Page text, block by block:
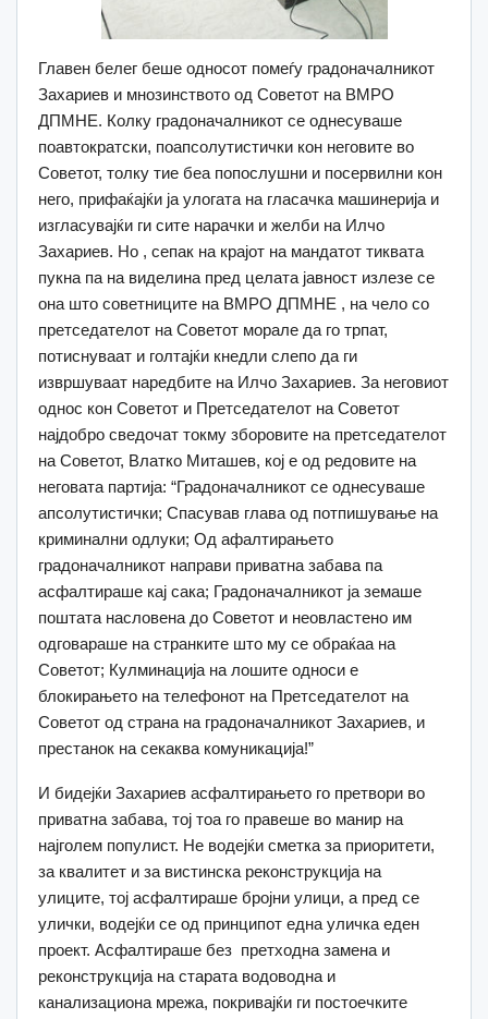
Главен белег беше односот помеѓу градоначалникот
Захариев и мнозинството од Советот на ВМРО
ДПМНЕ. Колку градоначалникот се однесуваше
поавтократски, поапсолутистички кон неговите во
Советот, толку тие беа попослушни и посервилни кон
него, прифаќајќи ја улогата на гласачка машинерија и
изгласувајќи ги сите нарачки и желби на Илчо
Захариев. Но , сепак на крајот на мандатот тиквата
пукна па на виделина пред целата јавност излезе се
она што советниците на ВМРО ДПМНЕ , на чело со
претседателот на Советот морале да го трпат,
потиснуваат и голтајќи кнедли слепо да ги
извршуваат наредбите на Илчо Захариев. За неговиот
однос кон Советот и Претседателот на Советот
најдобро сведочат токму зборовите на претседателот
на Советот, Влатко Миташев, кој е од редовите на
неговата партија: “Градоначалникот се однесуваше
апсолутистички; Спасував глава од потпишување на
криминални одлуки; Од афалтирањето
градоначалникот направи приватна забава па
асфалтираше кај сака; Градоначалникот ја земаше
поштата насловена до Советот и неовластено им
одговараше на странките што му се обраќаа на
Советот; Кулминација на лошите односи е
блокирањето на телефонот на Претседателот на
Советот од страна на градоначалникот Захариев, и
престанок на секаква комуникација!”
И бидејќи Захариев асфалтирањето го претвори во
приватна забава, тој тоа го правеше во манир на
најголем популист. Не водејќи сметка за приоритети,
за квалитет и за вистинска реконструкција на
улиците, тој асфалтираше бројни улици, а пред се
улички, водејќи се од принципот една уличка еден
проект. Асфалтираше без претходна замена и
реконструкција на старата водоводна и
канализациона мрежа, покривајќи ги постоечките